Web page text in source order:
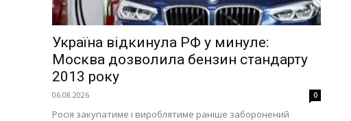
Україна відкинула РФ у минуле:
Москва дозволила бензин стандарту
2013 року
06.08.2026 0
Росія закупатиме і вироблятиме раніше заборонений